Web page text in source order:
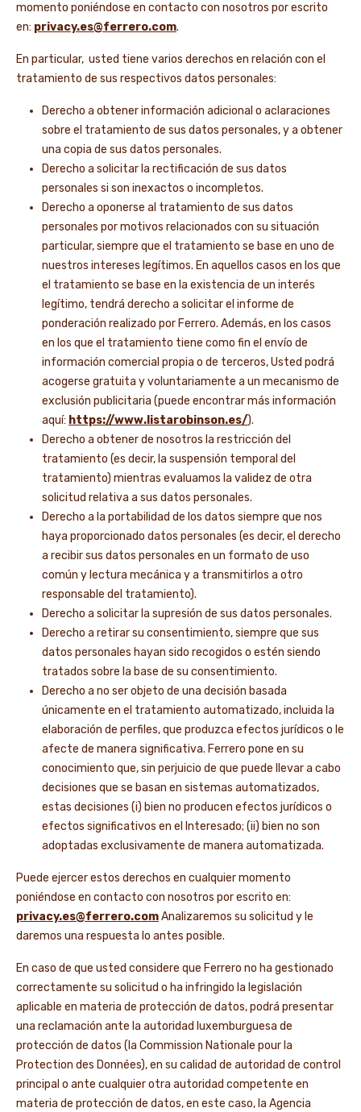
momento poniéndose en contacto con nosotros por escrito
en: privacy.es@ferrero.com.
En particular, usted tiene varios derechos en relación con el
tratamiento de sus respectivos datos personales:
Derecho a obtener información adicional o aclaraciones
sobre el tratamiento de sus datos personales, y a obtener
una copia de sus datos personales.
Derecho a solicitar la rectificación de sus datos
personales si son inexactos o incompletos.
Derecho a oponerse al tratamiento de sus datos
personales por motivos relacionados con su situación
particular, siempre que el tratamiento se base en uno de
nuestros intereses legítimos. En aquellos casos en los que
el tratamiento se base en la existencia de un interés
legítimo, tendrá derecho a solicitar el informe de
ponderación realizado por Ferrero. Además, en los casos
en los que el tratamiento tiene como fin el envío de
información comercial propia o de terceros, Usted podrá
acogerse gratuita y voluntariamente a un mecanismo de
exclusión publicitaria (puede encontrar más información
aquí: https://www.listarobinson.es/).
Derecho a obtener de nosotros la restricción del
tratamiento (es decir, la suspensión temporal del
tratamiento) mientras evaluamos la validez de otra
solicitud relativa a sus datos personales.
Derecho a la portabilidad de los datos siempre que nos
haya proporcionado datos personales (es decir, el derecho
a recibir sus datos personales en un formato de uso
común y lectura mecánica y a transmitirlos a otro
responsable del tratamiento).
Derecho a solicitar la supresión de sus datos personales.
Derecho a retirar su consentimiento, siempre que sus
datos personales hayan sido recogidos o estén siendo
tratados sobre la base de su consentimiento.
Derecho a no ser objeto de una decisión basada
únicamente en el tratamiento automatizado, incluida la
elaboración de perfiles, que produzca efectos jurídicos o le
afecte de manera significativa. Ferrero pone en su
conocimiento que, sin perjuicio de que puede llevar a cabo
decisiones que se basan en sistemas automatizados,
estas decisiones (i) bien no producen efectos jurídicos o
efectos significativos en el Interesado; (ii) bien no son
adoptadas exclusivamente de manera automatizada.
Puede ejercer estos derechos en cualquier momento
poniéndose en contacto con nosotros por escrito en:
privacy.es@ferrero.comAnalizaremos su solicitud y le
daremos una respuesta lo antes posible.
En caso de que usted considere que Ferrero no ha gestionado
correctamente su solicitud o ha infringido la legislación
aplicable en materia de protección de datos, podrá presentar
una reclamación ante la autoridad luxemburguesa de
protección de datos (la Commission Nationale pour la
Protection des Données), en su calidad de autoridad de control
principal o ante cualquier otra autoridad competente en
materia de protección de datos, en este caso, la Agencia